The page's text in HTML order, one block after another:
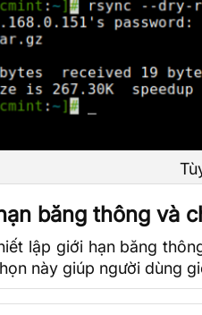
băng thông và
lập giới hạn băng
này giúp người dùng